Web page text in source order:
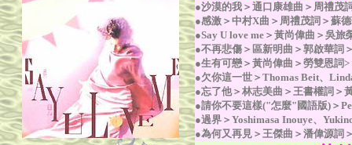
●沙漠的我＞通口康雄曲＞周禮茂
●感激＞中村X曲＞周禮茂詞＞蘇
●Say U love me＞黃尚偉曲＞吳旅
●不再悲傷＞區新明曲＞郭啟華詞
●生有可戀＞黃尚偉曲＞勞雙恩詞
●欠你這一世＞Thomas Beit、
●忘了他＞林志美曲＞王書權詞＞
●請你不要這樣("怎麼"國語版)＞
●過界＞Yoshimasa Inouye、
●為何又再見＞王傑曲＞潘偉源詞